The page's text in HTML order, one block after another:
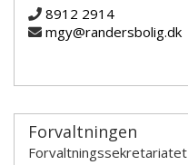
8912 2914
mgy@randersbolig.dk
Forvaltningen
Forvaltningssekretariatet